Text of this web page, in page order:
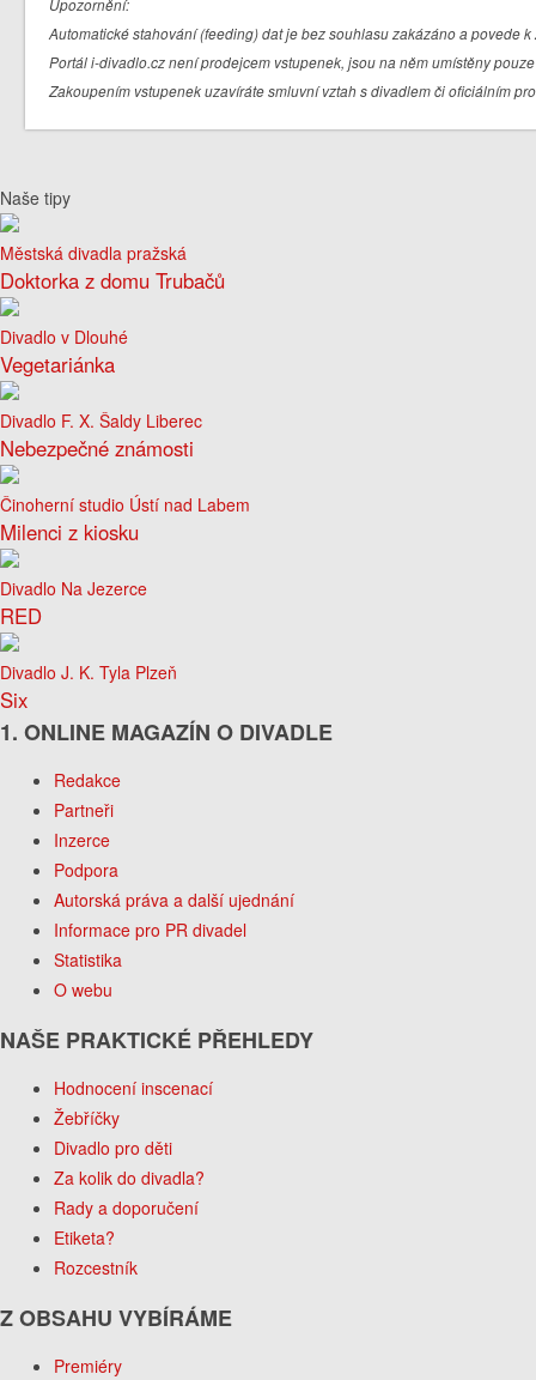
Upozornění:
Automatické stahování (feeding) dat je bez souhlasu zakázáno a povede
Portál i-divadlo.cz není prodejcem vstupenek, jsou na něm umístěny
Zakoupením vstupenek uzavíráte smluvní vztah s divadlem či oficiálním
Naše tipy
Městská divadla pražská
Doktorka z domu Trubačů
Divadlo v Dlouhé
Vegetariánka
Divadlo F. X. Šaldy Liberec
Nebezpečné známosti
Činoherní studio Ústí nad Labem
Milenci z kiosku
Divadlo Na Jezerce
RED
Divadlo J. K. Tyla Plzeň
Six
1. ONLINE MAGAZÍN O DIVADLE
Redakce
Partneři
Inzerce
Podpora
Autorská práva a další ujednání
Informace pro PR divadel
Statistika
O webu
NAŠE PRAKTICKÉ PŘEHLEDY
Hodnocení inscenací
Žebříčky
Divadlo pro děti
Za kolik do divadla?
Rady a doporučení
Etiketa?
Rozcestník
Z OBSAHU VYBÍRÁME
Premiéry